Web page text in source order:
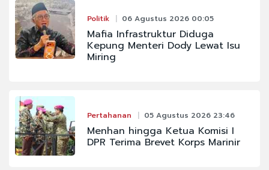
Politik 06 Agustus 2026 00:05
Mafia Infrastruktur Diduga
Kepung Menteri Dody Lewat Isu
Miring
Pertahanan 05 Agustus 2026 23:46
Menhan hingga Ketua Komisi I
DPR Terima Brevet Korps Marinir